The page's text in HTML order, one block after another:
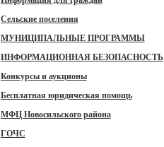
Сельские поселения
МУНИЦИПАЛЬНЫЕ ПРОГРАММЫ
ИНФОРМАЦИОННАЯ БЕЗОПАСНОСТЬ
Конкурсы и аукционы
Бесплатная юридическая помощь
МФЦ Новосильского района
ГОЧС